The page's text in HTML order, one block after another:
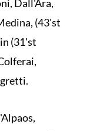
Dall'Ara,
(43'st
(31'st